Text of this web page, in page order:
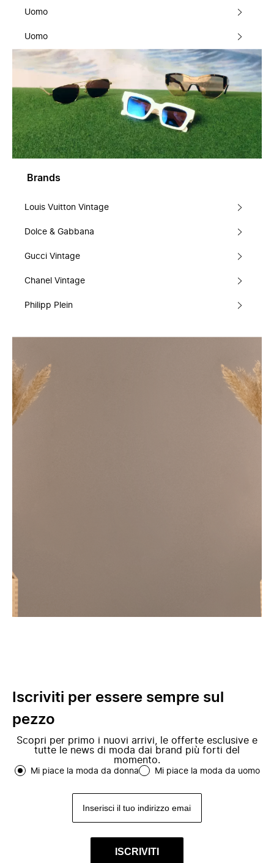
Uomo
Uomo
Brands
Louis Vuitton Vintage
Dolce & Gabbana
Gucci Vintage
Chanel Vintage
Philipp Plein
Iscriviti per essere sempre sul
pezzo
Scopri per primo i nuovi arrivi, le offerte esclusive e
tutte le news di moda dai brand più forti del
momento.
Mi piace la moda da donna Mi piace la moda da uomo
ISCRIVITI